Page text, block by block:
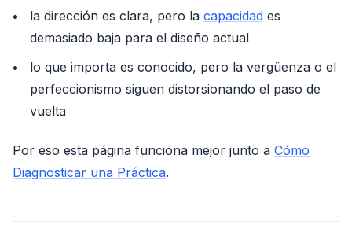
la dirección es clara, pero la capacidades
demasiado baja para el diseño actual
lo que importa es conocido, pero la vergüenza o el
perfeccionismo siguen distorsionando el paso de
vuelta
Por eso esta página funciona mejor junto a Cómo
Diagnosticar una Práctica.